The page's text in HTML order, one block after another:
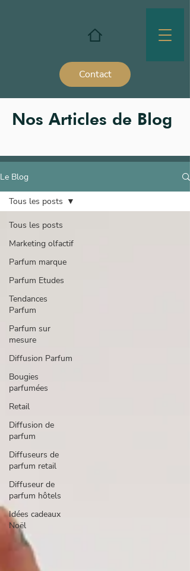
Contact
Nos Articles de Blog
Le Blog
Tous les posts
Marketing olfactif
Parfum marque
Parfum Etudes
Tendances
Parfum
Parfum sur
mesure
Diffusion Parfum
Bougies
parfumées
Retail
Diffusion de
parfum
Diffuseurs de
parfum retail
Diffuseur de
parfum hôtels
Idées cadeaux
Noël
Tous les posts